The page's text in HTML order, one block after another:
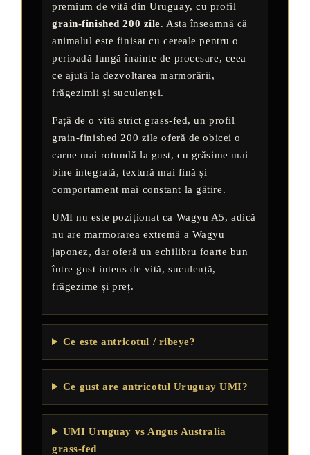
premium de vită din Uruguay, cu profil
grain-finished 200 zile. Asta înseamnă că
animalul este finisat cu cereale pentru o
perioadă lungă înainte de procesare, ceea
ce ajută la dezvoltarea marmorării,
frăgezimii și suculenței.
Față de o vită strict grass-fed, un profil
grain-finished 200 zile oferă de obicei o
carne mai rotundă la gust, cu grăsime mai
bine integrată, textură mai fină și
comportament mai constant la gătire.
UMI nu este poziționat ca Wagyu A5, adică
nu are marmorarea extremă a Wagyu
japonez, dar oferă un echilibru foarte bun
între gust intens de vită, suculență,
frăgezime și preț.
Ce este antricotul / ribeye?
Ce gust are antricotul Uruguay UMI?
UMI Uruguay vs Angus Australia
grass-fed